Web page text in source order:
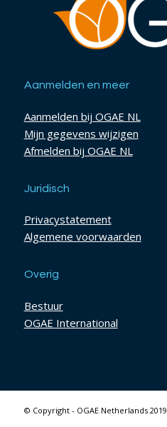
Aanmelden en meer
Aanmelden bij OGAE NL
Mijn gegevens wijzigen
Afmelden bij OGAE NL
Juridisch
Privacystatement
Algemene voorwaarden
Overig
Bestuur
OGAE International
© Copyright - OGAE Netherlands 2019